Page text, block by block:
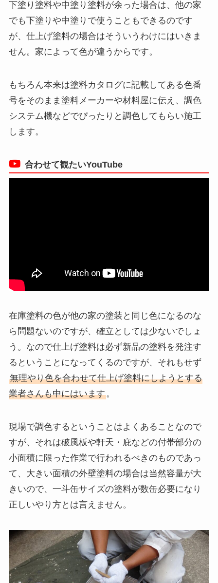
下塗り塗料や中塗り塗料が余った場合は、他の家
でも下塗りや中塗りで使うこともできるのです
が、仕上げ塗料の場合はそういうわけにはいきま
せん。家によって色が違うからです。
もちろん本来は塗料カタログに記載してある色番
号をそのまま塗料メーカーや材料屋に伝え、調色
システム機などでぴったりと調色してもらい施工
します。
合わせて観たいYouTube
在庫塗料の色が他の家の塗装と同じ色になるのな
ら問題ないのですが、確立としては少ないでしょ
う。なので仕上げ塗料は必ず新品の塗料を発注す
るということになってくるのですが、それもせず
無理やり色を合わせて仕上げ塗料にしようとする
業者さんも中にはいます。
現場で調色するということはよくあることなので
すが、それは破風板や軒天・庇などの付帯部分の
小面積に限った作業で行われるべきのものであっ
て、大きい面積の外壁塗料の場合は当然容量が大
きいので、一斗缶サイズの塗料が数缶必要になり
正しいやり方とは言えません。